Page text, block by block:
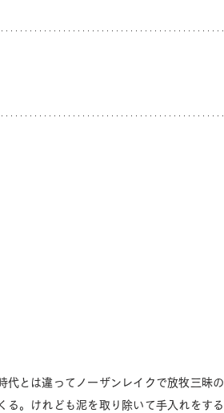
代とは違ってノーザンレイクで放牧三昧の
る。けれども泥を取り除いて手入れをする